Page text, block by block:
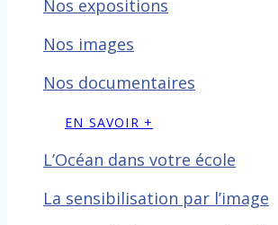
Nos expositions
Nos images
Nos documentaires
EN SAVOIR +
L’Océan dans votre école
La sensibilisation par l’image